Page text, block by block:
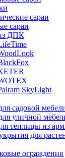
сараи
сараи
ДПК
SkyLight
садовой
уличной
теплицы из
для
ограждения